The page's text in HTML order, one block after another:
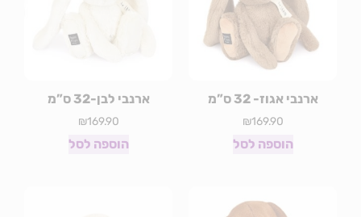
ארנבי אגוז- 32 ס”מ
₪169.90
הוספה לסל
ארנבי לבן-32 ס”מ
₪169.90
הוספה לסל